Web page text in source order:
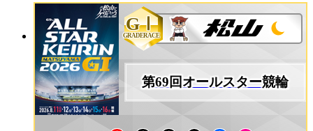
GⅠ
GRADERACE
第69回オールスター競輪